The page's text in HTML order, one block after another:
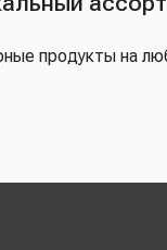
продукты на